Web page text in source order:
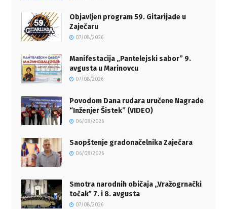
Objavljen program 59. Gitarijade u
Zaječaru
07/08/2026
Manifestacija „Pantelejski sabor” 9.
avgusta u Marinovcu
07/08/2026
Povodom Dana rudara uručene Nagrade
“Inženjer Šistek” (VIDEO)
06/08/2026
Saopštenje gradonačelnika Zaječara
06/08/2026
Smotra narodnih običaja „Vražogrnački
točakˮ 7. i 8. avgusta
07/08/2026